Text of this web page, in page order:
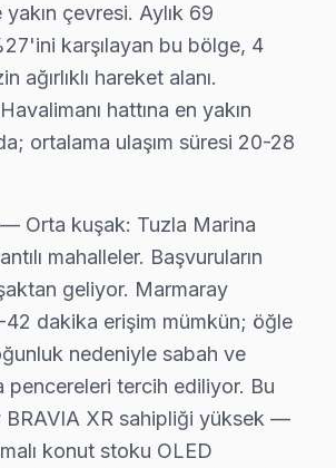
Yeni adresine gelen ekibimiz osiloskop ve
Tamiri →
Servis
Sony TV arızaları için aynı gün
Sony Servis
Sony TV servisi için ön
Anakart Tamiri →
TV Servis Hizmet Bölgesi
gelen Sony TV tamir servisi
yakın çevresi. Aylık 69
karşılayan bu bölge, 4
ağırlıklı hareket alanı.
hattına en yakın
ortalama ulaşım süresi 20-28
Orta kuşak: Tuzla Marina
mahalleler. Başvuruların
geliyor. Marmaray
dakika erişim mümkün; öğle
nedeniyle sabah ve
pencereleri tercih ediliyor. Bu
BRAVIA XR sahipliği yüksek —
konut stoku OLED